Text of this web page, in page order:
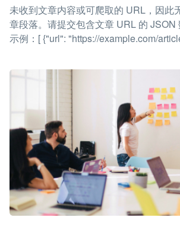
未收到文章内容或可爬取的 URL，因此
章段落。请提交包含文章 URL 的 JSON
示例：[ {"url": "https://example.com/